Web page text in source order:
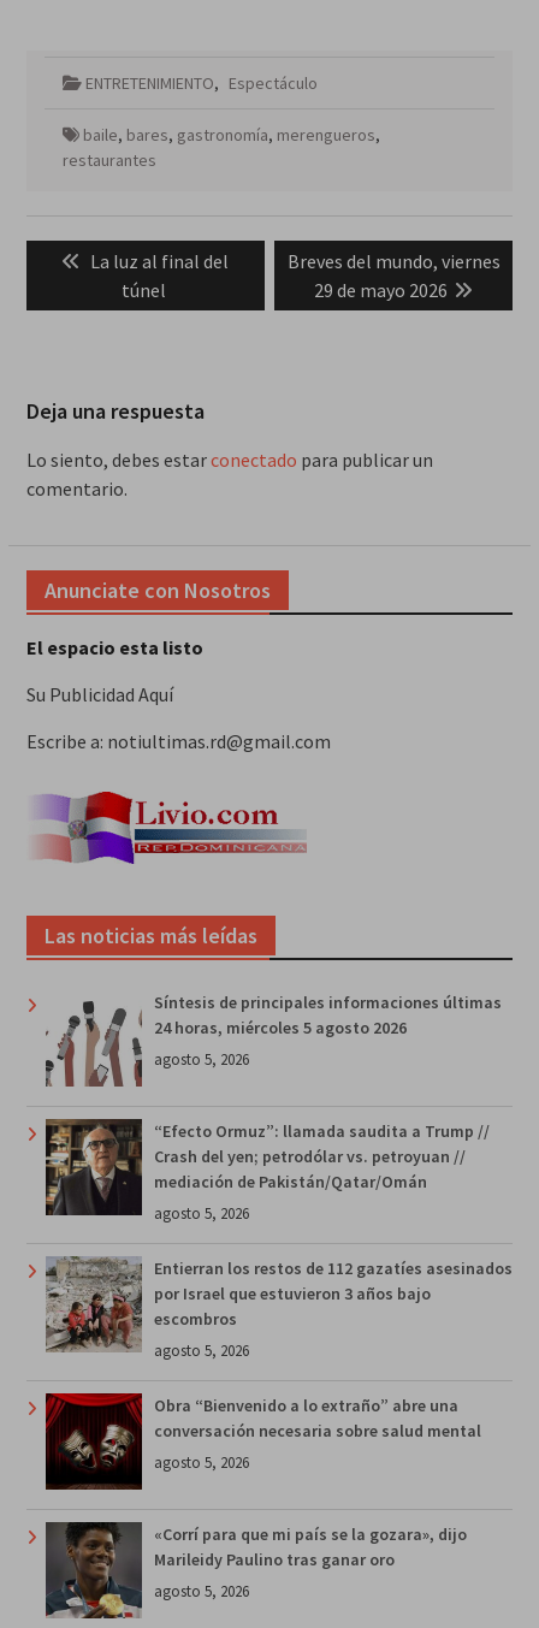
ENTRETENIMIENTO, Espectáculo
baile, bares, gastronomía, merengueros,
restaurantes
entradas
Previous
post:
La luz al final del
túnel
Next
post:
Breves del mundo, viernes
29 de mayo 2026
Deja una respuesta
Lo siento, debes estarconectado para publicar un
comentario.
Anunciate con Nosotros
El espacio esta listo
Su Publicidad Aquí
Escribe a: notiultimas.rd@gmail.com
Las noticias más leídas
Síntesis de principales informaciones últimas
24 horas, miércoles 5 agosto 2026
agosto 5, 2026
“Efecto Ormuz”: llamada saudita a Trump //
Crash del yen; petrodólar vs. petroyuan //
mediación de Pakistán/Qatar/Omán
agosto 5, 2026
Entierran los restos de 112 gazatíes asesinados
por Israel que estuvieron 3 años bajo
escombros
agosto 5, 2026
Obra “Bienvenido a lo extraño” abre una
conversación necesaria sobre salud mental
agosto 5, 2026
«Corrí para que mi país se la gozara», dijo
Marileidy Paulino tras ganar oro
agosto 5, 2026